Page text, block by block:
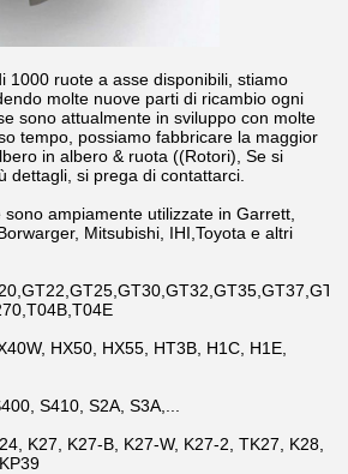
1000 ruote a asse disponibili, stiamo
molte nuove parti di ricambio ogni
sono attualmente in sviluppo con molte
tempo, possiamo fabbricare la maggior
in albero & ruota ((Rotori), Se si
dettagli, si prega di contattarci.
ampiamente utilizzate in Garrett,
Mitsubishi, IHI,Toyota e altri
HX50, HX55, HT3B, H1C, H1E,
S410, S2A, S3A,...
K27, K27-B, K27-W, K27-2, TK27, K28,